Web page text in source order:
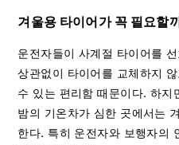
겨울용 타이어가 꼭 필요할
운전자들이 사계절 타이어를
상관없이 타이어를 교체하지
수 있는 편리함 때문이다. 하
밤의 기온차가 심한 곳에서는
한다. 특히 운전자와 보행자의